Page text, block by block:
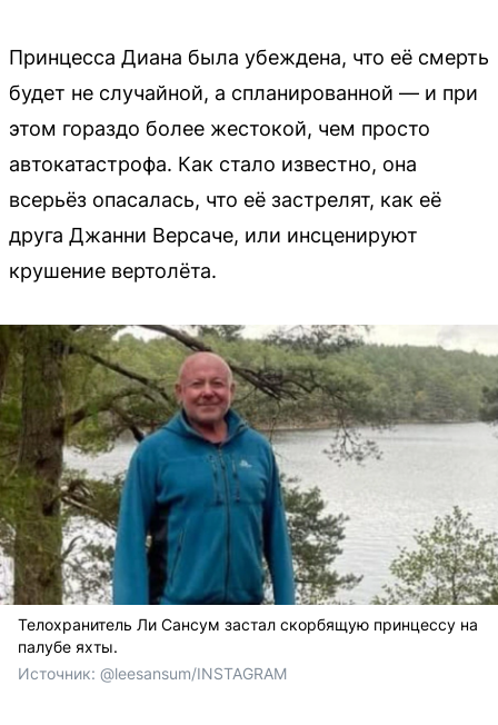
Принцесса Диана была убеждена, что её смерть
будет не случайной, а спланированной — и при
этом гораздо более жестокой, чем просто
автокатастрофа. Как стало известно, она
всерьёз опасалась, что её застрелят, как её
друга Джанни Версаче, или инсценируют
крушение вертолёта.
Телохранитель Ли Сансум застал скорбящую принцессу на
палубе яхты.
Источник: @leesansum/INSTAGRAM